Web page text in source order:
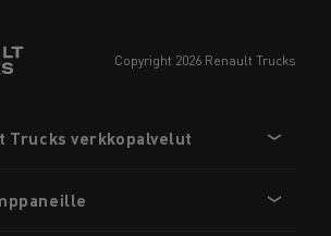
copyright 2026 Renault Trucks
Trucks verkkopalvelut